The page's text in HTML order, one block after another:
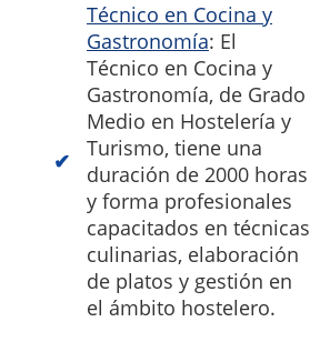
Técnico en Cocina y
Gastronomía: El
Técnico en Cocina y
Gastronomía, de Grado
Medio en Hostelería y
Turismo, tiene una
duración de 2000 horas
y forma profesionales
capacitados en técnicas
culinarias, elaboración
de platos y gestión en
el ámbito hostelero.